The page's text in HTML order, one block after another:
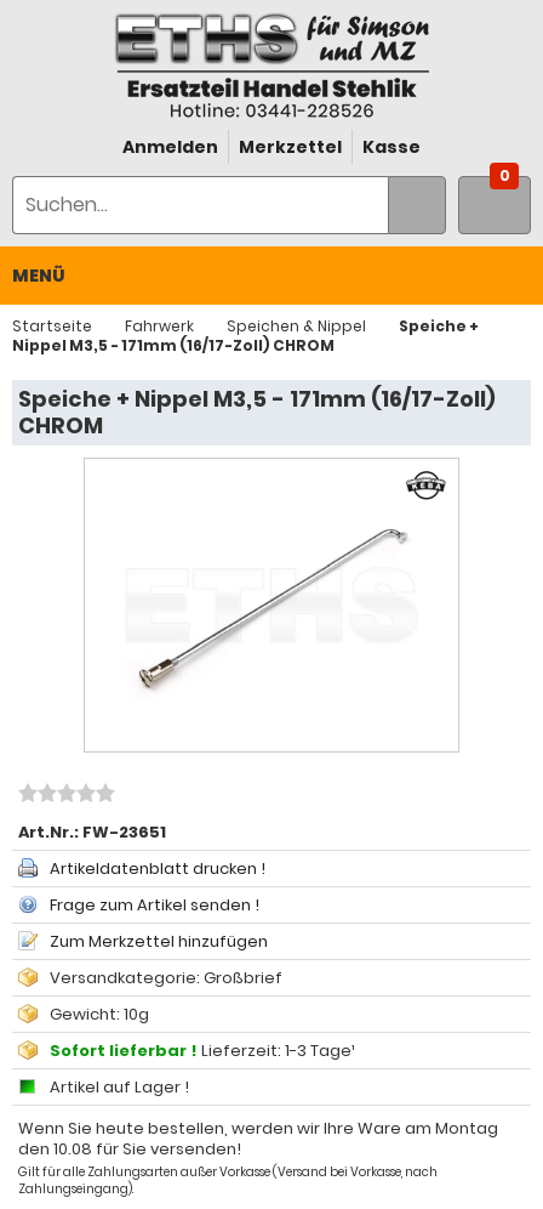
Anmelden Merkzettel Kasse
0
MENÜ
Startseite Fahrwerk Speichen & Nippel
Speiche +
Nippel M3,5 - 171mm (16/17-Zoll) CHROM
Speiche + Nippel M3,5 - 171mm (16/17-Zoll)
CHROM
Art.Nr.: FW-23651
Artikeldatenblatt drucken !
Frage zum Artikel senden !
Zum Merkzettel hinzufügen
Versandkategorie: Großbrief
Gewicht: 10g
Sofort lieferbar ! Lieferzeit: 1-3 Tage¹
Artikel auf Lager !
Wenn Sie heute bestellen, werden wir Ihre Ware am Montag
den 10.08 für Sie versenden!
Gilt für alle Zahlungsarten außer Vorkasse (Versand bei Vorkasse, nach
Zahlungseingang).